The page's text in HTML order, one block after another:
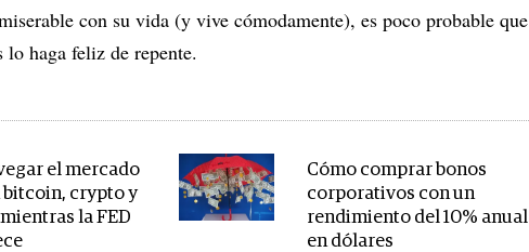
con su vida (y vive cómodamente), es poco probable que
haga feliz de repente.
el mercado
bitcoin, crypto y
la FED
Cómo comprar bonos
corporativos con un
rendimiento del 10% anual
en dólares